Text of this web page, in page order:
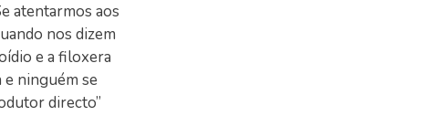
atentarmos aos
nos dizem
e a filoxera
e ninguém se
directo”